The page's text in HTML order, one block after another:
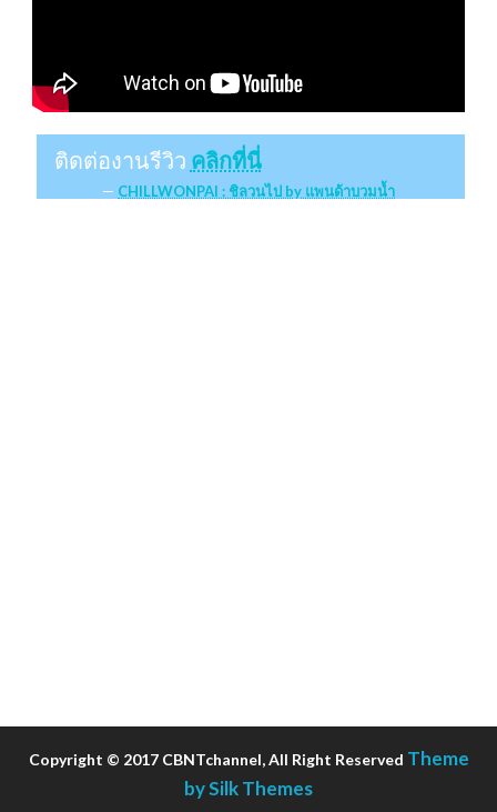
ติดต่องานรีวิว คลิกที่นี่
CHILLWONPAI : ชิลวนไป by แพนด้าบวมน้ำ
Copyright © 2017 CBNTchannel, All Right Reserved Theme
by Silk Themes